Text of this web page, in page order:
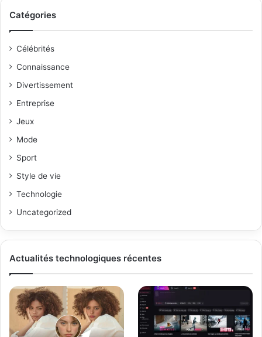
Catégories
Célébrités
Connaissance
Divertissement
Entreprise
Jeux
Mode
Sport
Style de vie
Technologie
Uncategorized
Actualités technologiques récentes